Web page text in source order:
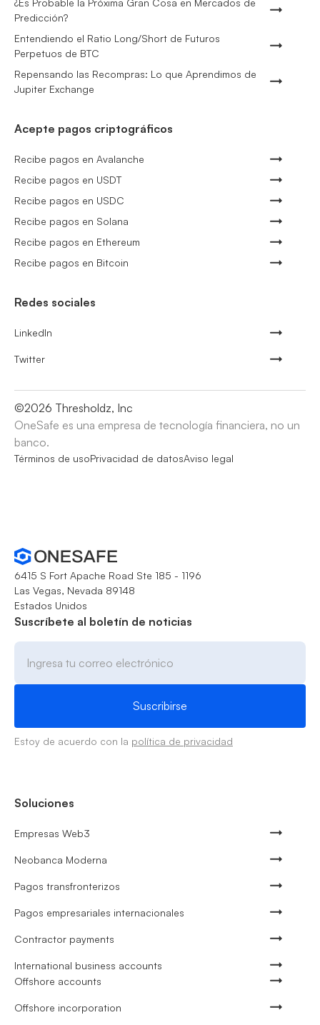
¿Es Probable la Próxima Gran Cosa en Mercados de
Predicción?
Entendiendo el Ratio Long/Short de Futuros
Perpetuos de BTC
Repensando las Recompras: Lo que Aprendimos de
Jupiter Exchange
Acepte pagos criptográficos
Recibe pagos en Avalanche
Recibe pagos en USDT
Recibe pagos en USDC
Recibe pagos en Solana
Recibe pagos en Ethereum
Recibe pagos en Bitcoin
Redes sociales
LinkedIn
Twitter
©2026 Thresholdz, Inc
OneSafe es una empresa de tecnología financiera, no un
banco.
Términos de usoPrivacidad de datosAviso legal
6415 S Fort Apache Road Ste 185 - 1196
Las Vegas, Nevada 89148
Estados Unidos
Suscríbete al boletín de noticias
Estoy de acuerdo con la política de privacidad
Soluciones
Empresas Web3
Neobanca Moderna
Pagos transfronterizos
Pagos empresariales internacionales
Contractor payments
International business accounts
Offshore accounts
Offshore incorporation